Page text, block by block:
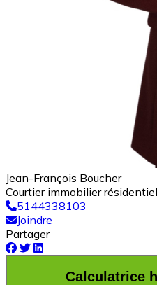
Jean-François Boucher
Courtier immobilier résidentiel
5144338103
Joindre
Partager
Calculatrice